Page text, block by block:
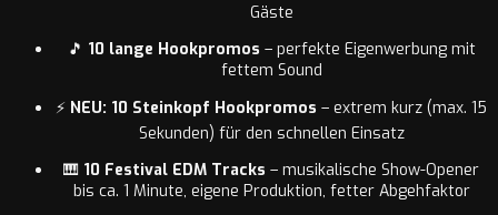
Gäste
🎵 10 lange Hookpromos – perfekte Eigenwerbung mit
fettem Sound
⚡ NEU: 10 Steinkopf Hookpromos – extrem kurz (max. 15
Sekunden) für den schnellen Einsatz
🎹 10 Festival EDM Tracks – musikalische Show-Opener
bis ca. 1 Minute, eigene Produktion, fetter Abgehfaktor